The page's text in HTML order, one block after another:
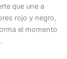
que une a
rojo y negro,
el momento